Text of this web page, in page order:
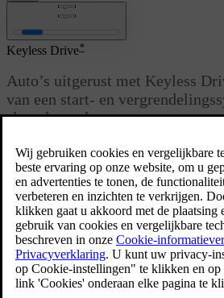
Bijgewerkt 08-06-2023
Keyless Drive*
Auto’s uitgerust met Keyless
van een start- en
sleutels werkt.
Met het Keyless Drive start- en
starten, vergrendelen en ontgrendelen
transpondersleutel[1]daarvoor in het
hoeft de transpondersleutel alleen bij u te
binnenzak. Het systeem maakt het
auto te openen, wanneer u bijvoorbeeld
Beide transpondersleutels die bij de auto
ondersteunen het Keyless-systeem. U